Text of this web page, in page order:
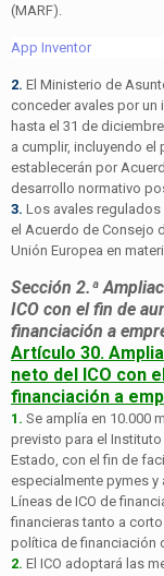
(MARF).
App Inventor
2. El Ministerio de
conceder avales por un
hasta el 31 de
a cumplir, incluyendo
establecerán por
desarrollo normativo
3. Los avales
el Acuerdo de Consejo
Unión Europea en
Sección 2.ª
ICO con el fin de
financiación a
Artículo 30.
neto del ICO con
financiación a
1. Se amplía en 10.000
previsto para el
Estado, con el fin de
especialmente pymes y
Líneas de ICO de
financieras tanto a
política de financiación
2. El ICO adoptará las